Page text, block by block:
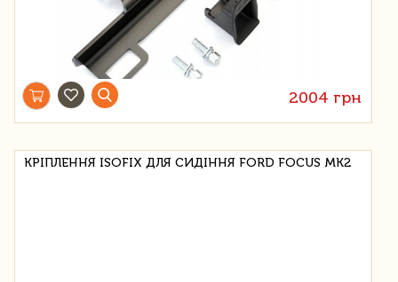
2004 грн
КРІПЛЕННЯ ISOFIX ДЛЯ СИДІННЯ FORD FOCUS MK2